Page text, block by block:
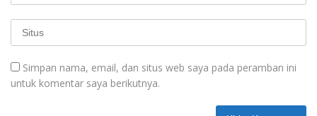
Simpan nama, email, dan situs web saya pada peramban ini
untuk komentar saya berikutnya.